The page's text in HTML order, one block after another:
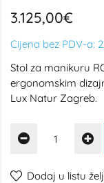
3.125,00€
Cijena bez PDV-a:
Stol za manikuru
ergonomskim
Lux Natur Zagreb.
Dodaj u listu